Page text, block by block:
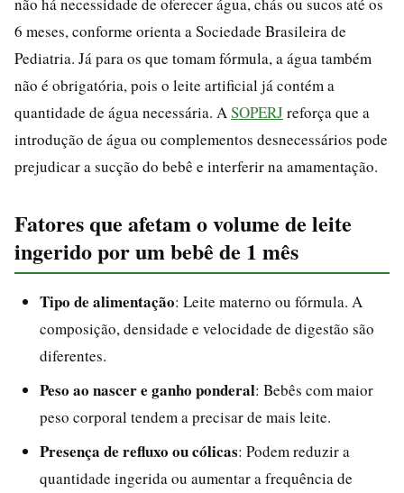
6 meses, conforme orienta a Sociedade Brasileira de
Pediatria. Já para os que tomam fórmula, a água também
não é obrigatória, pois o leite artificial já contém a
quantidade de água necessária. A SOPERJ reforça que a
introdução de água ou complementos desnecessários pode
prejudicar a sucção do bebê e interferir na amamentação.
Fatores que afetam o volume de leite
ingerido por um bebê de 1 mês
Tipo de alimentação: Leite materno ou fórmula. A
composição, densidade e velocidade de digestão são
diferentes.
Peso ao nascer e ganho ponderal: Bebês com maior
peso corporal tendem a precisar de mais leite.
Presença de refluxo ou cólicas: Podem reduzir a
quantidade ingerida ou aumentar a frequência de